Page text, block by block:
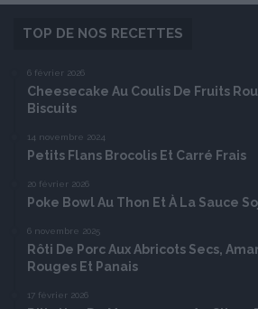
TOP DE NOS RECETTES
6 février 2026
Cheesecake Au Coulis De Fruits
Biscuits
14 novembre 2024
Petits Flans Brocolis Et Carré Frais
20 février 2026
Poke Bowl Au Thon Et À La Sauce
6 novembre 2025
Rôti De Porc Aux Abricots Secs,
Rouges Et Panais
17 février 2026